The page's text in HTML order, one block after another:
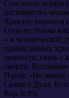
Спаситель
достоинство
Христос вознесся
Отца не только
– в человеческой
православных
личности, связь с
смерти. Вспомним
Павла: «Не знаете
Святаго Духа,
Кор. 6:19).